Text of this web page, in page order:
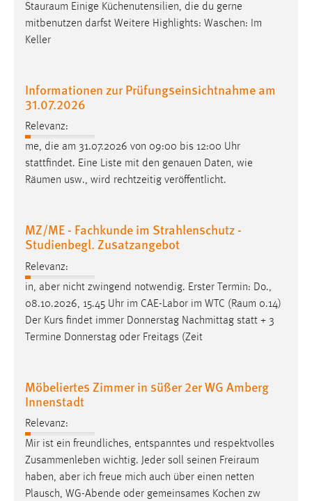
Stauraum Einige Küchenutensilien, die du gerne
mitbenutzen darfst Weitere Highlights: Waschen: Im
Keller
Informationen zur Prüfungseinsichtnahme am
31.07.2026
Relevanz:
me, die am 31.07.2026 von 09:00 bis 12:00 Uhr
stattfindet. Eine Liste mit den genauen Daten, wie
Räumen usw., wird rechtzeitig veröffentlicht.
MZ/ME - Fachkunde im Strahlenschutz -
Studienbegl. Zusatzangebot
Relevanz:
in, aber nicht zwingend notwendig. Erster Termin: Do.,
08.10.2026, 15.45 Uhr im CAE-Labor im WTC (Raum 0.14)
Der Kurs findet immer Donnerstag Nachmittag statt + 3
Termine Donnerstag oder Freitags (Zeit
Möbeliertes Zimmer in süßer 2er WG Amberg
Innenstadt
Relevanz:
Mir ist ein freundliches, entspanntes und respektvolles
Zusammenleben wichtig. Jeder soll seinen Freiraum
haben, aber ich freue mich auch über einen netten
Plausch, WG-Abende oder gemeinsames Kochen zw